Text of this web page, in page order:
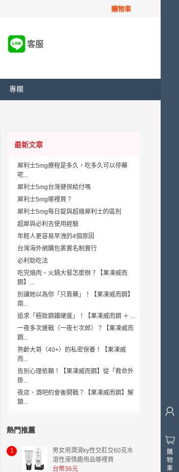
購物車
客服
專欄
最新文章
犀利士5mg療程是多久，吃多久可以停藥
呢...
犀利士5mg台灣健保給付嗎
犀利士5mg哪裡買？
犀利士5mg每日錠與超級犀利士的區別
超犀與必利吉使用經驗
年輕人更容易早洩的4個原因
台灣海外網購包裹實名制實行
必利勁吃法
吃完燒肉、火鍋大餐怎麼辦？【果凍威而
鋼】...
別讓她以為你「只靠藥」！【果凍威而鋼】
兩...
追求「極致鋼鐵硬度」！【果凍威而鋼 ＋ ...
一夜多次連戰（一夜七次郎）？【果凍威而
鋼...
熟齡大哥（40+）的私密保養！【果凍威
而...
告別心理依賴！【果凍威而鋼】從「救命外
掛...
夜店、酒吧約會後開戰？【果凍威而鋼】解
鎖...
熱門推薦
1
男女用潤滑ky性交肛交60克水
溶性液情趣用品哪裡買
台幣36元
購
物
車